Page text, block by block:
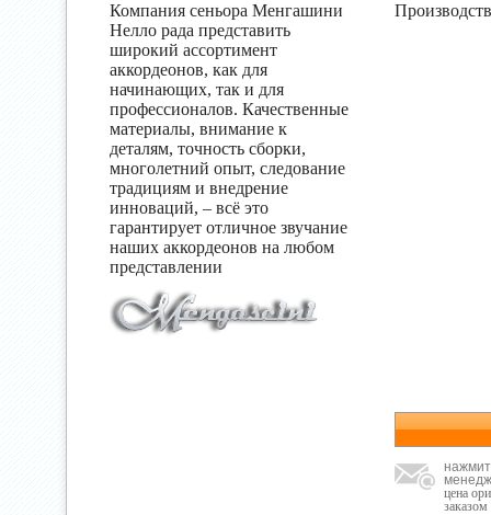
Компания сеньора Менгашини
Нелло рада представить
широкий ассортимент
аккордеонов, как для
начинающих, так и для
профессионалов. Качественные
материалы, внимание к
деталям, точность сборки,
многолетний опыт, следование
традициям и внедрение
инноваций, – всё это
гарантирует отличное звучание
наших аккордеонов на любом
представлении
цена
заказом